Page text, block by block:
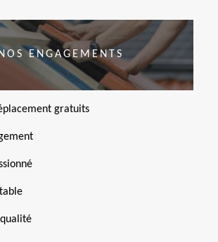
ENGAGEMENTS
gratuits